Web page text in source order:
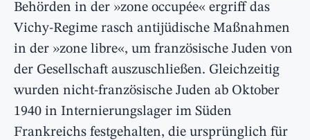
Behörden in der »zone occupée« ergriff das
Vichy-Regime rasch antijüdische Maßnahmen
in der »zone libre«, um französische Juden von
der Gesellschaft auszuschließen. Gleichzeitig
wurden nicht-französische Juden ab Oktober
1940 in Internierungslager im Süden
Frankreichs festgehalten, die ursprünglich für